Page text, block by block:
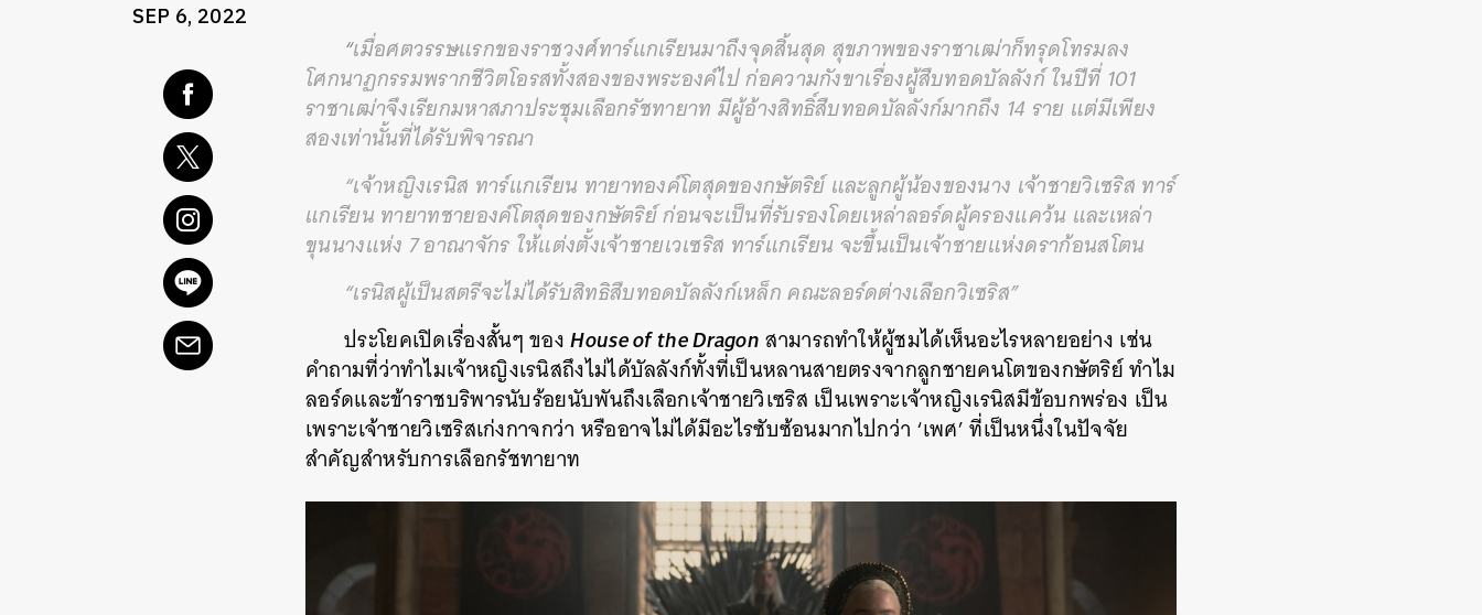
SEP 6, 2022
“เมื่อศตวรรษแรกของราชวงศ์ทาร์แกเรียนมาถึงจุดสิ้นสุด สุขภาพของราชาเฒ่าก็ทรุดโทรมลง
โศกนาฏกรรมพรากชีวิตโอรสทั้งสองของพระองค์ไป ก่อความกังขาเรื่องผู้สืบทอดบัลลังก์ ในปีที่ 101
ราชาเฒ่าจึงเรียกมหาสภาประชุมเลือกรัชทายาท มีผู้อ้างสิทธิ์สืบทอดบัลลังก์มากถึง 14 ราย แต่มีเพียง
สองเท่านั้นที่ได้รับพิจารณา
“เจ้าหญิงเรนิส ทาร์แกเรียน ทายาทองค์โตสุดของกษัตริย์ และลูกผู้น้องของนาง เจ้าชายวิเซริส ทาร์
แกเรียน ทายาทชายองค์โตสุดของกษัตริย์ ก่อนจะเป็นที่รับรองโดยเหล่าลอร์ดผู้ครองแคว้น และเหล่า
ขุนนางแห่ง 7 อาณาจักร ให้แต่งตั้งเจ้าชายเวเซริส ทาร์แกเรียน จะขึ้นเป็นเจ้าชายแห่งดราก้อนสโตน
“เรนิสผู้เป็นสตรีจะไม่ได้รับสิทธิสืบทอดบัลลังก์เหล็ก คณะลอร์ดต่างเลือกวิเซริส”
ประโยคเปิดเรื่องสั้นๆ ของHouse of the Dragonสามารถทำให้ผู้ชมได้เห็นอะไรหลายอย่าง เช่น
คำถามที่ว่าทำไมเจ้าหญิงเรนิสถึงไม่ได้บัลลังก์ทั้งที่เป็นหลานสายตรงจากลูกชายคนโตของกษัตริย์ ทำไม
ลอร์ดและข้าราชบริพารนับร้อยนับพันถึงเลือกเจ้าชายวิเซริส เป็นเพราะเจ้าหญิงเรนิสมีข้อบกพร่อง เป็น
เพราะเจ้าชายวิเซริสเก่งกาจกว่า หรืออาจไม่ได้มีอะไรซับซ้อนมากไปกว่า ‘เพศ’ ที่เป็นหนึ่งในปัจจัย
สำคัญสำหรับการเลือกรัชทายาท